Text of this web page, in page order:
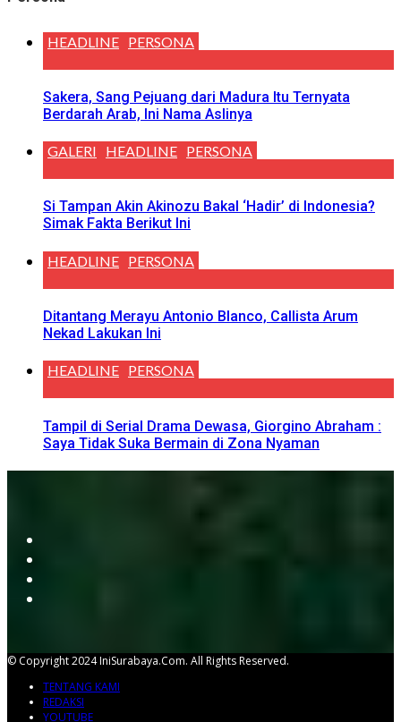
HEADLINE PERSONA
Sakera, Sang Pejuang dari Madura Itu Ternyata
Berdarah Arab, Ini Nama Aslinya
GALERI HEADLINE PERSONA
Si Tampan Akin Akinozu Bakal ‘Hadir’ di Indonesia?
Simak Fakta Berikut Ini
HEADLINE PERSONA
Ditantang Merayu Antonio Blanco, Callista Arum
Nekad Lakukan Ini
HEADLINE PERSONA
Tampil di Serial Drama Dewasa, Giorgino Abraham :
Saya Tidak Suka Bermain di Zona Nyaman
© Copyright 2024 IniSurabaya.com. All Rights Reserved.
TENTANG KAMI
REDAKSI
YOUTUBE